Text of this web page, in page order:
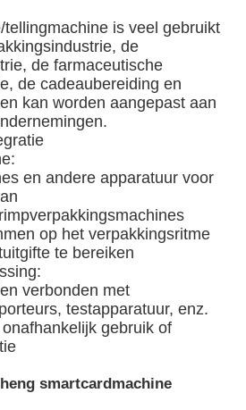
ons op
is veel gebruikt
de
de farmaceutische
de cadeaubereiding en
kan worden aangepast aan
en andere apparatuur voor
op het verpakkingsritme
te bereiken
verbonden met
testapparatuur, enz.
gebruik of
smartcardmachine